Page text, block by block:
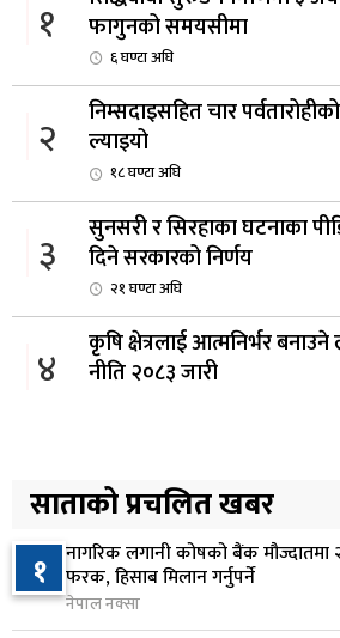
१
फागुनको समयसीमा
६ घण्टा अघि
२
निम्सदाइसहित चार
ल्याइयो
१८ घण्टा अघि
३
सुनसरी र सिरहाका घटनाका
दिने सरकारको निर्णय
२१ घण्टा अघि
४
कृषि क्षेत्रलाई आत्मनिर्भर बनाउने
नीति २०८३ जारी
५ २२ घण्टा अघि
६
नेपाल फार्मेसी परिषद्को
नियुक्त
साताको प्रचलित खबर
१ नागरिक लगानी कोषको बैंक
फरक, हिसाब मिलान गर्नुपर्ने
नेपाल नक्सा